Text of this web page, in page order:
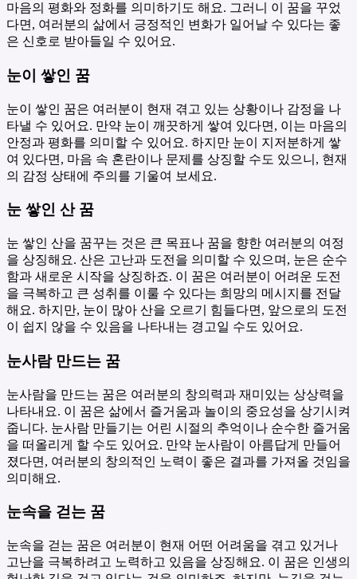
마음의 평화와 정화를 의미하기도 해요. 그러니 이 꿈을 꾸었
다면, 여러분의 삶에서 긍정적인 변화가 일어날 수 있다는 좋
은 신호로 받아들일 수 있어요.
눈이 쌓인 꿈
눈이 쌓인 꿈은 여러분이 현재 겪고 있는 상황이나 감정을 나
타낼 수 있어요. 만약 눈이 깨끗하게 쌓여 있다면, 이는 마음의
안정과 평화를 의미할 수 있어요. 하지만 눈이 지저분하게 쌓
여 있다면, 마음 속 혼란이나 문제를 상징할 수도 있으니, 현재
의 감정 상태에 주의를 기울여 보세요.
눈 쌓인 산 꿈
눈 쌓인 산을 꿈꾸는 것은 큰 목표나 꿈을 향한 여러분의 여정
을 상징해요. 산은 고난과 도전을 의미할 수 있으며, 눈은 순수
함과 새로운 시작을 상징하죠. 이 꿈은 여러분이 어려운 도전
을 극복하고 큰 성취를 이룰 수 있다는 희망의 메시지를 전달
해요. 하지만, 눈이 많아 산을 오르기 힘들다면, 앞으로의 도전
이 쉽지 않을 수 있음을 나타내는 경고일 수도 있어요.
눈사람 만드는 꿈
눈사람을 만드는 꿈은 여러분의 창의력과 재미있는 상상력을
나타내요. 이 꿈은 삶에서 즐거움과 놀이의 중요성을 상기시켜
줍니다. 눈사람 만들기는 어린 시절의 추억이나 순수한 즐거움
을 떠올리게 할 수도 있어요. 만약 눈사람이 아름답게 만들어
졌다면, 여러분의 창의적인 노력이 좋은 결과를 가져올 것임을
의미해요.
눈속을 걷는 꿈
눈속을 걷는 꿈은 여러분이 현재 어떤 어려움을 겪고 있거나
고난을 극복하려고 노력하고 있음을 상징해요. 이 꿈은 인생의